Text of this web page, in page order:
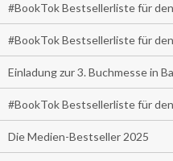
#BookTok Bestsellerliste für
#BookTok Bestsellerliste für
Einladung zur 3. Buchmesse in
#BookTok Bestsellerliste für
Die Medien-Bestseller 2025